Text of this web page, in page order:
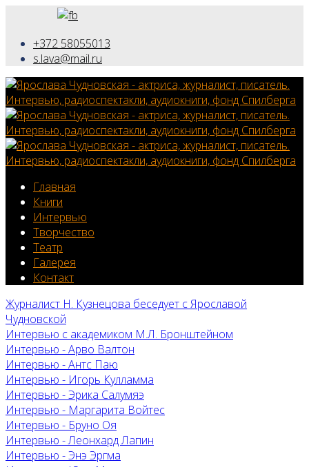
+372 58055013
s.lava@mail.ru
Главная
Книги
Интервью
Творчество
Театр
Галерея
Контакт
Журналист Н. Кузнецова беседует с Ярославой
Чудновской
Интервью с академиком М.Л. Бронштейном
Интервью - Арво Валтон
Интервью - Антс Паю
Интервью - Игорь Кулламма
Интервью - Эрика Салумяэ
Интервью - Маргарита Войтес
Интервью - Бруно Оя
Интервью - Леонхард Лапин
Интервью - Энэ Эргма